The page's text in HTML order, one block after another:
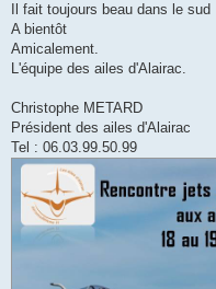
Il fait toujours beau dans le sud
A bientôt
Amicalement.
L'équipe des ailes d'Alairac.
Christophe METARD
Président des ailes d'Alairac
Tel : 06.03.99.50.99